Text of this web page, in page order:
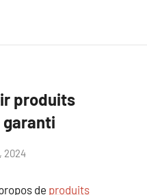
produits
2024
de produits